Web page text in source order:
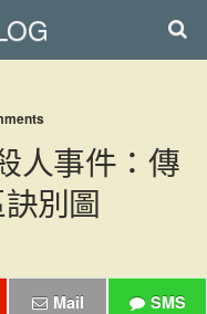
人事件：傳
別圖
Mail SMS